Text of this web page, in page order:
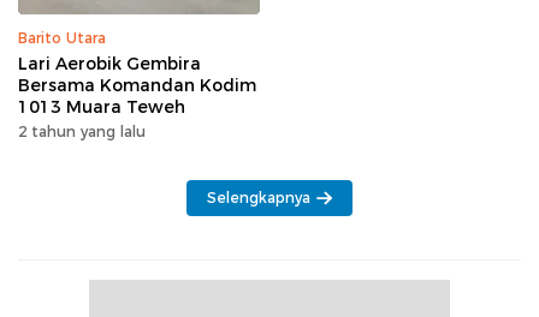
Barito Utara
Lari Aerobik Gembira
Bersama Komandan Kodim
1013 Muara Teweh
2 tahun yang lalu
Selengkapnya